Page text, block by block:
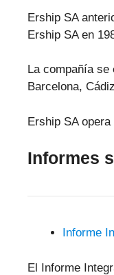
Ership SA
Ership SA en
La compañía se
Barcelona,
Ership SA
Informes
Informe
El Informe